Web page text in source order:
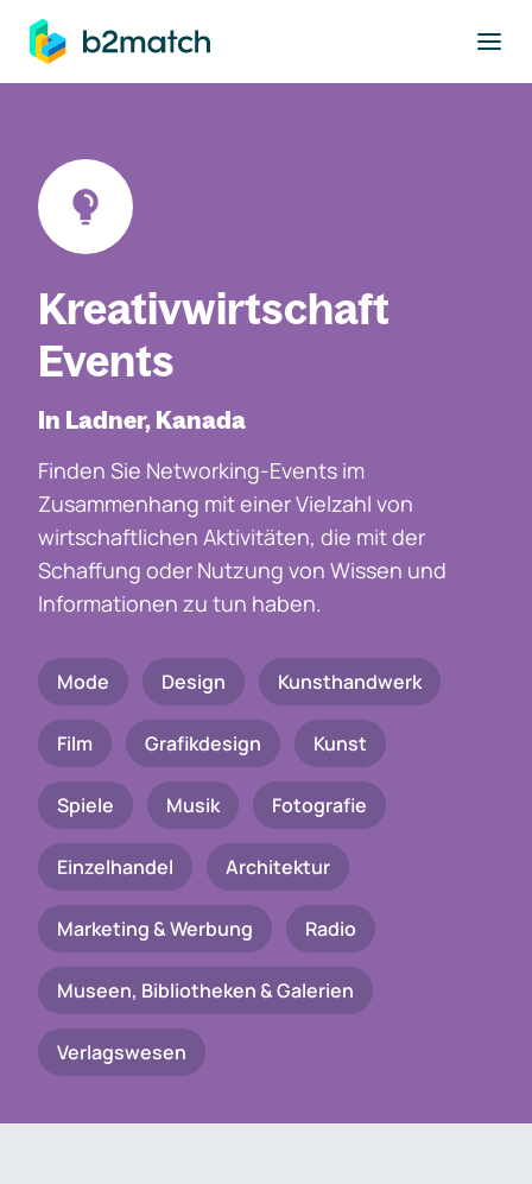
springen
Kreativwirtschaft
Events
In Ladner, Kanada
Finden Sie Networking-Events im
Zusammenhang mit einer Vielzahl von
wirtschaftlichen Aktivitäten, die mit der
Schaffung oder Nutzung von Wissen und
Informationen zu tun haben.
Mode Design Kunsthandwerk
Film Grafikdesign Kunst
Spiele Musik Fotografie
Einzelhandel Architektur
Marketing & Werbung Radio
Museen, Bibliotheken & Galerien
Verlagswesen